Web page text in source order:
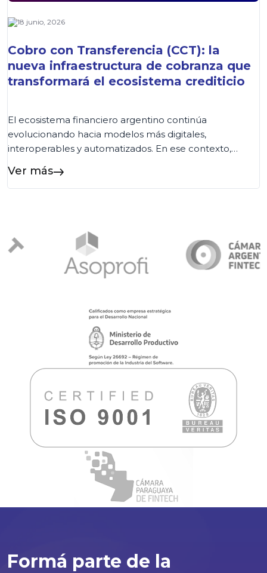
18 junio, 2026
Cobro con Transferencia (CCT): la
nueva infraestructura de cobranza que
transformará el ecosistema crediticio
El ecosistema financiero argentino continúa
evolucionando hacia modelos más digitales,
interoperables y automatizados. En ese contexto,
de Cobro con Transferencia (CCT), una iniciativa
impulsada por la Comunicación «A» 8406 del BCRA
prevista para […]...
Ver más
Formá parte de la